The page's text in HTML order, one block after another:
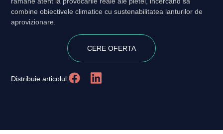
combine obiectivele climatice cu sustenabilitatea lanturilor de
aprovizionare.
CERE OFERTA
Distribuie articolul: